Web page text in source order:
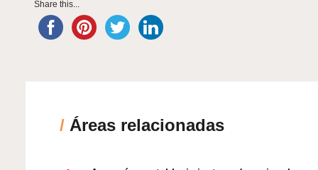
Share this...
/ Áreas relacionadas